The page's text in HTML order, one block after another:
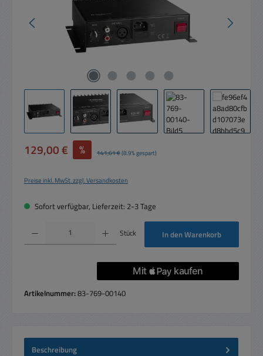
Verkaufspreis:
129,00 € % Regulärer Preis:
141,61 €(8.9% gespart)
Preise inkl. MwSt. zzgl. Versandkosten
Sofort verfügbar, Lieferzeit: 2-3 Tage
Produkt Anzahl: Gib den gewünschten Wert ein oder benutze die Schaltflächen um
Stück In den Warenkorb
Artikelnummer:83-769-00140
Beschreibung